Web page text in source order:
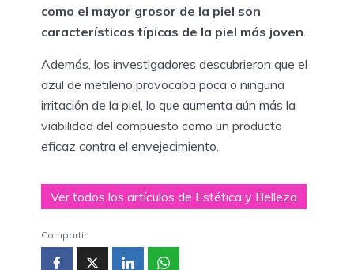
como el mayor grosor de la piel son
características típicas de la piel más joven.
Además, los investigadores descubrieron que el
azul de metileno provocaba poca o ninguna
irritación de la piel, lo que aumenta aún más la
viabilidad del compuesto como un producto
eficaz contra el envejecimiento.
Ver todos los artículos de Estética y Belleza
Compartir: